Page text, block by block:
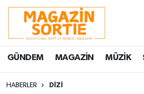
GÜNDEM MAGAZİN MÜZİK
HABERLER DİZİ
Nöbetçi Eczaneler
Hava Durumu
Trafik Durumu